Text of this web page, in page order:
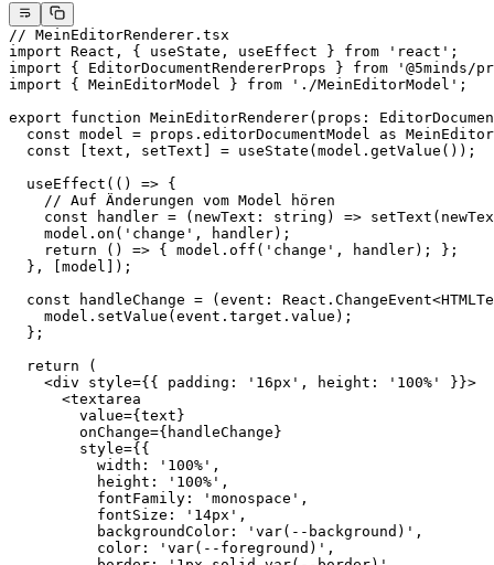
// MeinEditorRenderer.tsx
import React, { useState, useEffect } from 'react' ;
import { EditorDocumentRendererProps } from '@5minds/
import { MeinEditorModel } from './MeinEditorModel' ;
export function MeinEditorRenderer( props :
  const
model = props.editorDocumentModel as
  const
text , setText = useState (model. getValue ());
  useEffect
(() => {
    // Auf Änderungen vom Model hören
    const
handler = ( newText : string ) => setText
    model.
on ( 'change' , handler);
    return
() => { model. off ( 'change' , handler); };
  }, [model]);
  const
handleChange = ( event : React . ChangeEvent<
    model.
setValue (event.target.value);
  };
  return
(
    <
div style={{ padding: '16px' , height: '100%'
}}>
      <
textarea
        value
={text}
        onChange
={handleChange}
        style
={{
          width:
'100%' ,
          height:
'100%' ,
          fontFamily:
'monospace' ,
          fontSize:
'14px' ,
          backgroundColor:
'var(--background)' ,
          color:
'var(--foreground)' ,